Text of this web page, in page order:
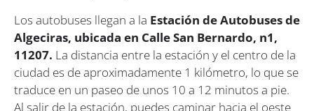
Los autobuses llegan a la Estación de Autobuses de
Algeciras, ubicada en Calle San Bernardo, n1,
11207. La distancia entre la estación y el centro de la
ciudad es de aproximadamente 1 kilómetro, lo que se
traduce en un paseo de unos 10 a 12 minutos a pie.
Al salir de la estación, puedes caminar hacia el oeste